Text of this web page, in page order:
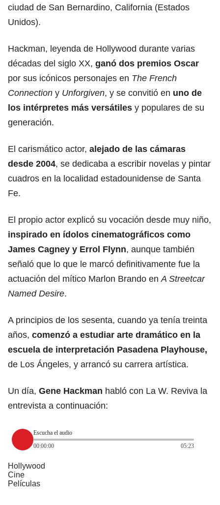
ciudad de San Bernardino, California (Estados
Unidos).
Hackman, leyenda de Hollywood durante varias
décadas del siglo XX, ganó dos premios Oscar
por sus icónicos personajes en The French
Connection y Unforgiven, y se convitió en uno de
los intérpretes más versátiles y populares de su
generación.
El carismático actor, alejado de las cámaras
desde 2004, se dedicaba a escribir novelas y pintar
cuadros en la localidad estadounidense de Santa
Fe.
El propio actor explicó su vocación desde muy niño,
inspirado en ídolos cinematográficos como
James Cagney y Errol Flynn, aunque también
señaló que lo que le marcó definitivamente fue la
actuación del mítico Marlon Brando en A Streetcar
Named Desire.
A principios de los sesenta, cuando ya tenía treinta
años, comenzó a estudiar arte dramático en la
escuela de interpretación Pasadena Playhouse,
de Los Ángeles, y arrancó su carrera artística.
Un día, Gene Hackman habló con La W. Reviva la
entrevista a continuación:
Escucha el audio
00:00:00
05:23
Hollywood
Cine
Películas